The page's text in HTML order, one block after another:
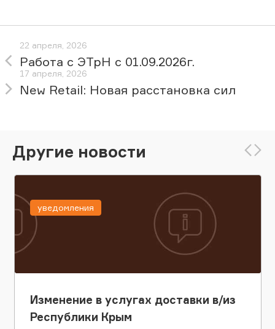
22 апреля, 2026
Работа с ЭТрН с 01.09.2026г.
17 апреля, 2026
New Retail: Новая расстановка сил
Другие новости
Изменение в услугах доставки в/из
Республики Крым
уведомления